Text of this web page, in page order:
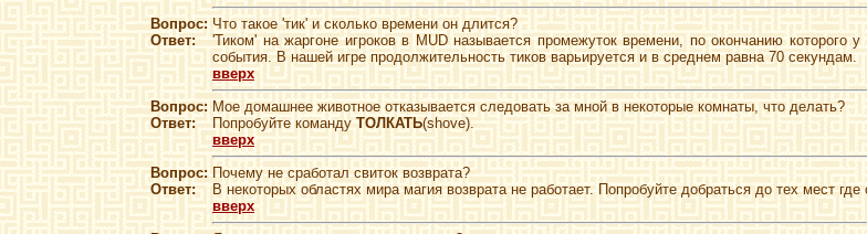
Вопрос: Что такое 'тик' и сколько времени он длится?
Ответ:
'Тиком' на жаргоне игроков в MUD называется промежуток времени, по окончанию которого
события. В нашей игре продолжительность тиков варьируется и в среднем равна 70 секундам.
вверх
Вопрос: Мое домашнее животное отказывается следовать за мной в некоторые комнаты, что делать?
Ответ:
Попробуйте командуТОЛКАТЬ(shove).
вверх
Вопрос: Почему не сработал свиток возврата?
Ответ:
В некоторых областях мира магия возврата не работает. Попробуйте добраться до тех мест
вверх